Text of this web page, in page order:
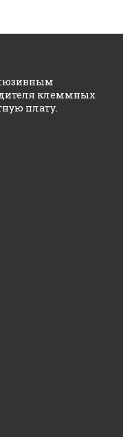
клеммных
плату.